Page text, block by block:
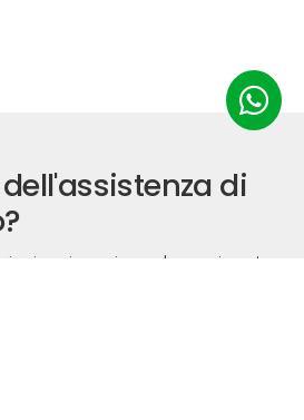
di
sinergia, assicurando una risposta